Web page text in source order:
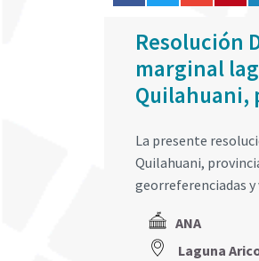
Resolución
marginal
Quilahuani,
La presente
Quilahuani,
georreferenciadas y
ANA
Laguna